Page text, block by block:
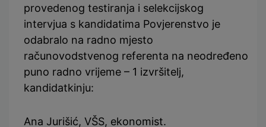
provedenog testiranja i selekcijskog
intervjua s kandidatima Povjerenstvo je
odabralo na radno mjesto
računovodstvenog referenta na neodređeno
puno radno vrijeme – 1 izvršitelj,
kandidatkinju:
Ana Jurišić, VŠS, ekonomist.